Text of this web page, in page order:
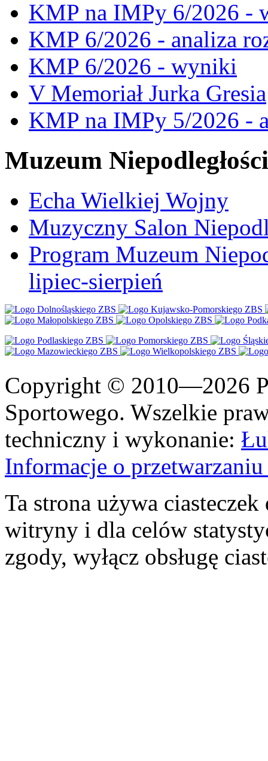
KMP na IMPy 6/2026 -
KMP 6/2026 - analiza
KMP 6/2026 - wyniki
V Memoriał Jurka Gresia
KMP na IMPy 5/2026 -
Muzeum Niepodległości
Echa Wielkiej Wojny
Muzyczny Salon
Program Muzeum
lipiec-sierpień
Copyright © 2010—2026
Sportowego. Wszelkie
techniczny i wykonanie:
Informacje o
Ta strona używa
witryny i dla celów
zgody, wyłącz obsługę